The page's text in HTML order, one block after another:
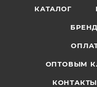
КАТАЛОГ
ОПТОВЫМ
КОНТАКТЫ